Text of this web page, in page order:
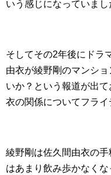
いう感じになっていまし
そしてその2年後にドラ
由衣が綾野剛のマンシ
いか？という報道が出
衣の関係についてフライ
綾野剛は佐久間由衣の
はあまり飲み歩かなく